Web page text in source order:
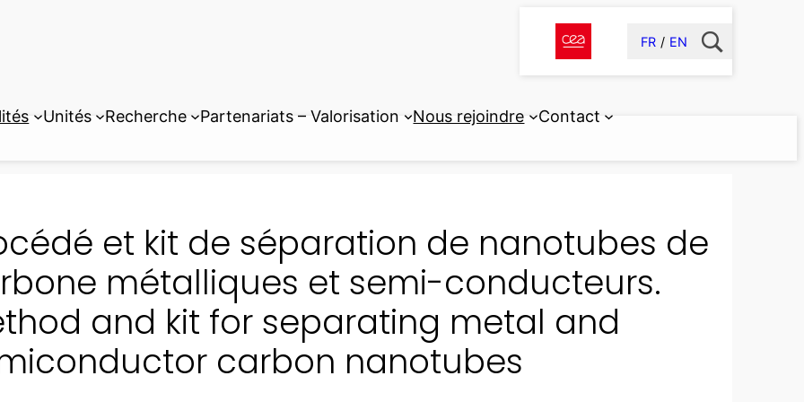
FR EN
Unités Recherche Partenariats – Valorisation Nous rejoindre Contact
et kit de séparation de nanotubes de
métalliques et semi-conducteurs.
and kit for separating metal and
carbon nanotubes